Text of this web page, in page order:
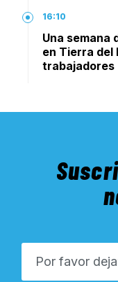
16:10
Una semana
en Tierra del
trabajadores